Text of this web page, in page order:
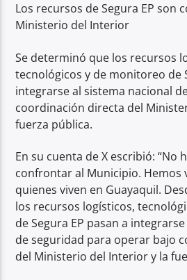
Los recursos de Segura EP son
Ministerio del Interior
Se determinó que los recursos
tecnológicos y de monitoreo de
integrarse al sistema nacional
coordinación directa del
fuerza pública.
En su cuenta de X escribió: “No
confrontar al Municipio. Hemos
quienes viven en Guayaquil.
los recursos logísticos,
de Segura EP pasan a
de seguridad para operar bajo
del Ministerio del Interior y la